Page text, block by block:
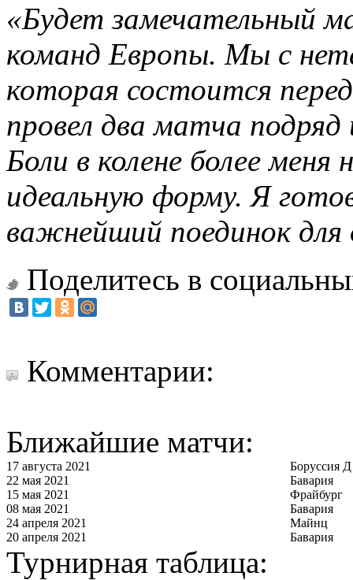
«Будет замечательный
команд Европы. Мы с
которая состоится
провел два матча подряд
Боли в колене более
идеальную форму. Я
важнейший поединок для
Поделитесь в
Комментарии:
Ближайшие матчи:
17 августа 2021
Боруссия Д
22 мая 2021
Бавария
15 мая 2021
Фрайбург
08 мая 2021
Бавария
24 апреля 2021
Майнц
20 апреля 2021
Бавария
Турнирная таблица: